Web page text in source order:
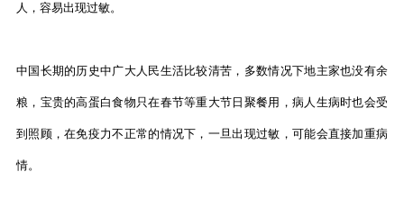
人，容易出现过敏。
中国长期的历史中广大人民生活比较清苦，多数情况下地主家也没有余
粮，宝贵的高蛋白食物只在春节等重大节日聚餐用，病人生病时也会受
到照顾，在免疫力不正常的情况下，一旦出现过敏，可能会直接加重病
情。